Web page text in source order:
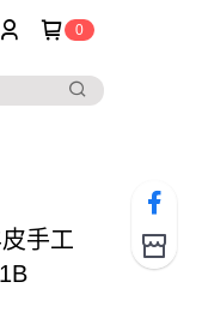
0
手工